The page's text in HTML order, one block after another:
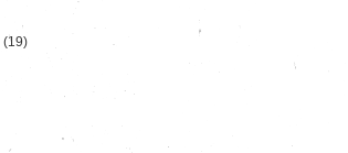
(19)